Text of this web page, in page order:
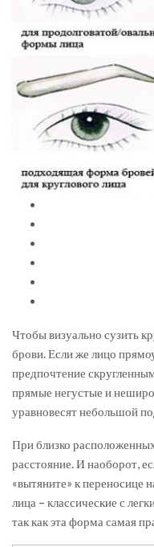
Чтобы визуально сузить
брови. Если же лицо
предпочтение
прямые негустые и
уравновесят небольшой
При близко
расстояние. И наоборот,
«вытяните» к переносице
лица – классические с
так как эта форма самая